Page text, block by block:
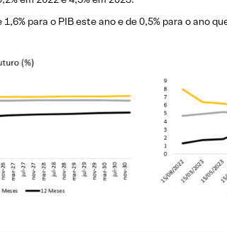
para o PIB este ano e de 0,5% para o ano